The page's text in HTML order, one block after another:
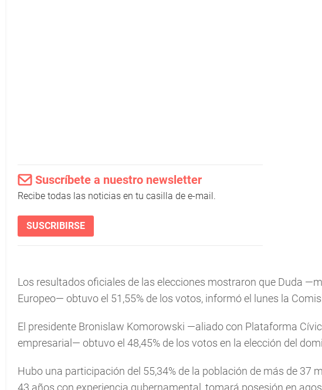
Suscríbete a nuestro newsletter
Recibe todas las noticias en tu casilla de e-mail.
SUSCRIBIRSE
Los resultados oficiales de las elecciones mostraron que Duda
Europeo— obtuvo el 51,55% de los votos, informó el lunes la
El presidente Bronislaw Komorowski —aliado con Plataforma
empresarial— obtuvo el 48,45% de los votos en la elección del
Hubo una participación del 55,34% de la población de más de 37
43 años con experiencia gubernamental, tomará posesión en